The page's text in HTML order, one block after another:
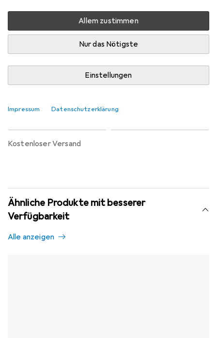
Allem zustimmen
Nur das Nötigste
Einstellungen
Impressum Datenschutzerklärung
Zwischen Mi, 2.9. und Fr, 11.9. geliefert
Mehr als 10 Stück an Lager beim Lieferanten
Benachrichtigen, wenn schneller verfügbar
Lieferort angeben für genaue Lieferzeit
kostenloser Versand
Ähnliche Produkte mit besserer
Verfügbarkeit
Alle anzeigen